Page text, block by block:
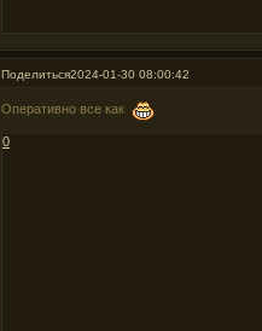
Поделиться2024-01-30 08:00:42
Оперативно все как
0